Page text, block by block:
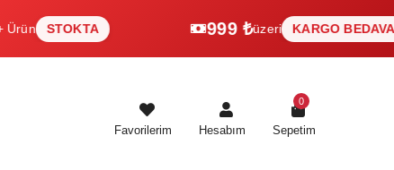
999 ₺üzeri KARGO BEDAVA
Favorilerim Hesabım Sepetim
0